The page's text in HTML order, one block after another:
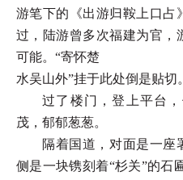
游笔下的《出游归鞍上口占
过，陆游曾多次福建为官，
可能。“寄怀楚
水吴山外”挂于此处倒是贴切。
过了楼门，登上平台
茂，郁郁葱葱。
隔着国道，对面是一座
侧是一块镌刻着“杉关”的石